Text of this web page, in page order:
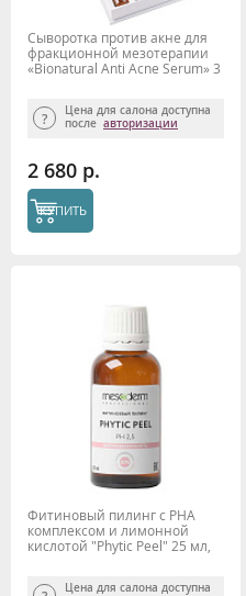
Сыворотка против акне для
фракционной мезотерапии
«Bionatural Anti Acne Serum» 3
Цена для салона доступна
после авторизации
2 680 р.
КУПИТЬ
Фитиновый пилинг с РНА
комплексом и лимонной
кислотой "Phytic Peel" 25 мл,
Цена для салона доступна